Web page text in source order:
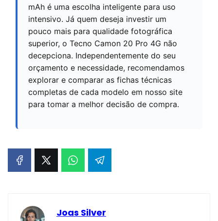
mAh é uma escolha inteligente para uso
intensivo. Já quem deseja investir um
pouco mais para qualidade fotográfica
superior, o Tecno Camon 20 Pro 4G não
decepciona. Independentemente do seu
orçamento e necessidade, recomendamos
explorar e comparar as fichas técnicas
completas de cada modelo em nosso site
para tomar a melhor decisão de compra.
Joas Silver